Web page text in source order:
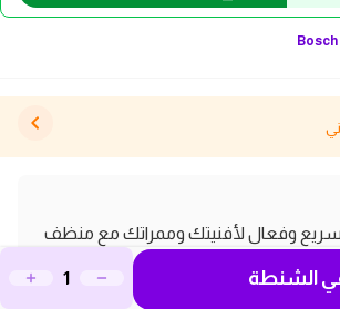
Bosch
وفعال لأفنيتك وممراتك مع منظف
الفناء بوش AquaSurf 250. تصميمه الذكي يوفر لك سهولةالشنطة